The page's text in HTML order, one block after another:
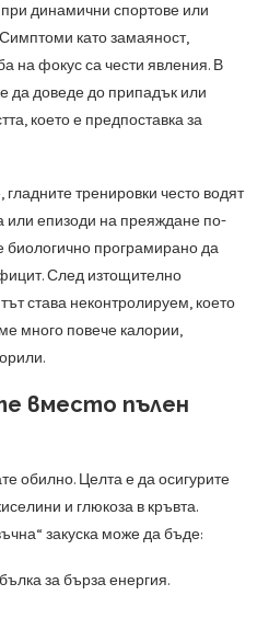
динамични спортове или
като замаяност,
на фокус са чести явления. В
да доведе до припадък или
което е предпоставка за
тренировки често водят
или епизоди на преяждане по-
биологично програмирано да
След изтощително
става неконтролируем, което
много повече калории,
вместо пълен
обилно. Целта е да осигурите
и глюкоза в кръвта.
закуска може да бъде:
за бърза енергия.